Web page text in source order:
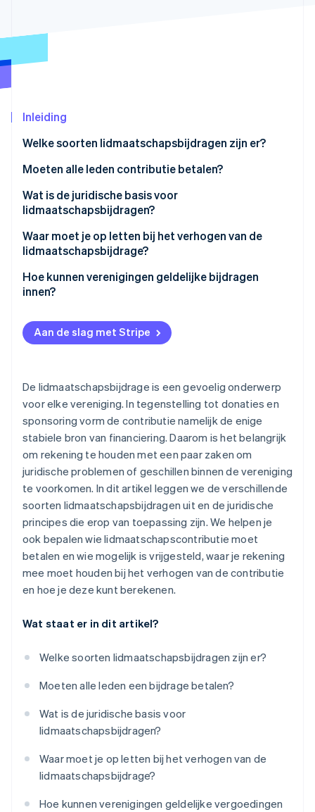
Climate
Stripe Sessions 2026
Ontdek hoe Stripe de economische
Nu bekijken
Inleiding
Welke soorten lidmaatschapsbijdragen zijn er?
Moeten alle leden contributie betalen?
Wat is de juridische basis voor
lidmaatschapsbijdragen?
Waar moet je op letten bij het verhogen van de
lidmaatschapsbijdrage?
Hoe kunnen verenigingen geldelijke bijdragen
innen?
Aan de slag met Stripe
De lidmaatschapsbijdrage is een gevoelig onderwerp
voor elke vereniging. In tegenstelling tot donaties en
sponsoring vorm de contributie namelijk de enige
stabiele bron van financiering. Daarom is het belangrijk
om rekening te houden met een paar zaken om
juridische problemen of geschillen binnen de vereniging
te voorkomen. In dit artikel leggen we de verschillende
soorten lidmaatschapsbijdragen uit en de juridische
principes die erop van toepassing zijn. We helpen je
ook bepalen wie lidmaatschapscontributie moet
betalen en wie mogelijk is vrijgesteld, waar je rekening
mee moet houden bij het verhogen van de contributie
en hoe je deze kunt berekenen.
Wat staat er in dit artikel?
Welke soorten lidmaatschapsbijdragen zijn er?
Moeten alle leden een bijdrage betalen?
Wat is de juridische basis voor
lidmaatschapsbijdragen?
Waar moet je op letten bij het verhogen van de
lidmaatschapsbijdrage?
Hoe kunnen verenigingen geldelijke vergoedingen